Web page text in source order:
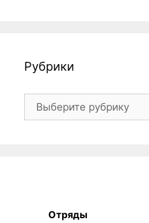
Рубрики
Рубрики
Отряды